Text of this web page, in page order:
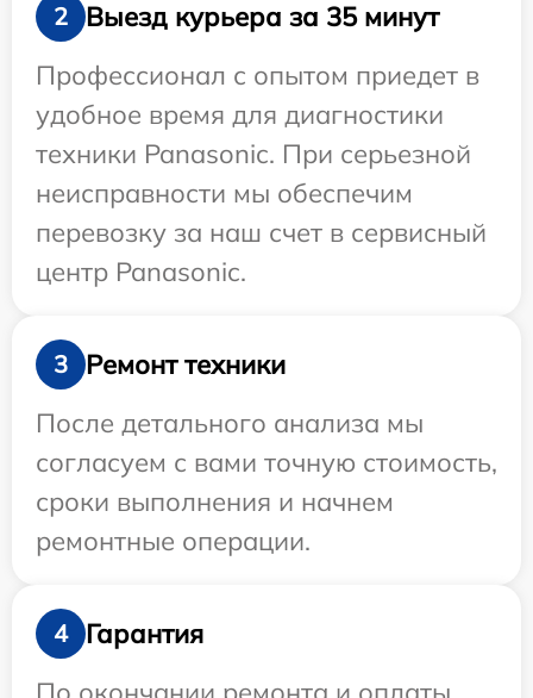
2
Выезд курьера за 35 минут
Профессионал с опытом приедет в
удобное время для диагностики
техники Panasonic. При серьезной
неисправности мы обеспечим
перевозку за наш счет в сервисный
центр Panasonic.
3
Ремонт техники
После детального анализа мы
согласуем с вами точную стоимость,
сроки выполнения и начнем
ремонтные операции.
4
Гарантия